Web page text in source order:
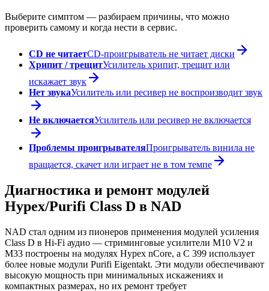
Выберите симптом — разбираем причины, что можно
проверить самому и когда нести в сервис.
CD не читаетCD-проигрыватель не читает диски
Хрипит / трещитУсилитель хрипит, трещит или
искажает звук
Нет звукаУсилитель или ресивер не воспроизводит звук
Не включаетсяУсилитель или ресивер не включается
Проблемы проигрывателяПроигрыватель винила не
вращается, скачет или играет не в том темпе
Диагностика и ремонт модулей
Hypex/Purifi Class D в NAD
NAD стал одним из пионеров применения модулей усиления
Class D в Hi-Fi аудио — стриминговые усилители M10 V2 и
M33 построены на модулях Hypex nCore, а C 399 использует
более новые модули Purifi Eigentakt. Эти модули обеспечивают
высокую мощность при минимальных искажениях и
компактных размерах, но их ремонт требует